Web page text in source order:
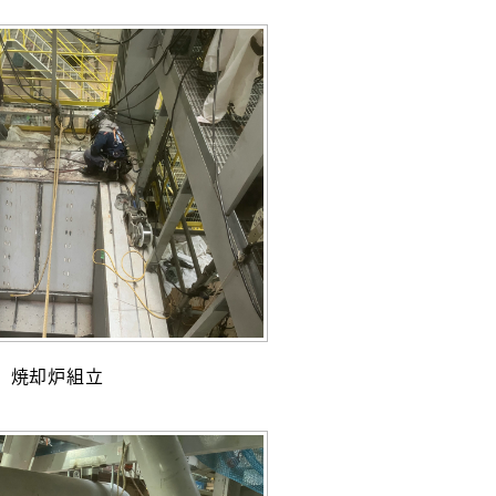
焼却炉組立